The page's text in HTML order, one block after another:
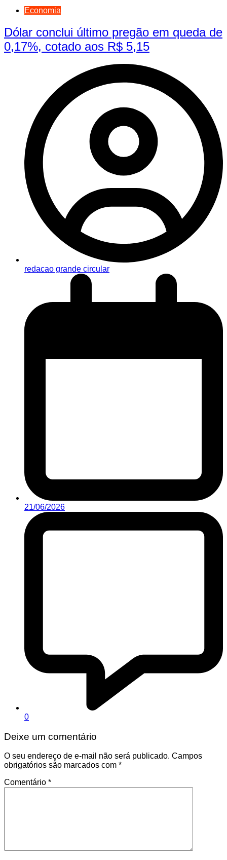
Economia
Dólar conclui último pregão em queda de
0,17%, cotado aos R$ 5,15
redacao grande circular
21/06/2026
0
Deixe um comentário
O seu endereço de e-mail não será publicado. Campos
obrigatórios são marcados com *
Comentário *